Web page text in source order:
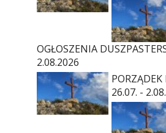
OGŁOSZENIA
2.08.2026
26.07. -